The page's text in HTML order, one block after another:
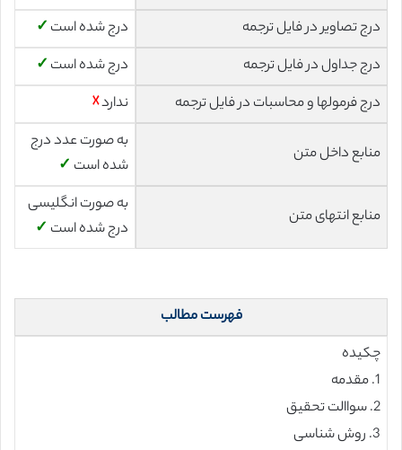
درج تصاویر در فایل ترجمه
درج شده است ✓
درج جداول در فایل ترجمه
درج شده است ✓
درج فرمولها و محاسبات در فایل ترجمه
ندارد☓
منابع داخل متن
به صورت عدد درج
شده است ✓
منابع انتهای متن
به صورت انگلیسی
درج شده است ✓
فهرست مطالب
چکیده
1. مقدمه
2. سواالت تحقیق
3. روش شناسی